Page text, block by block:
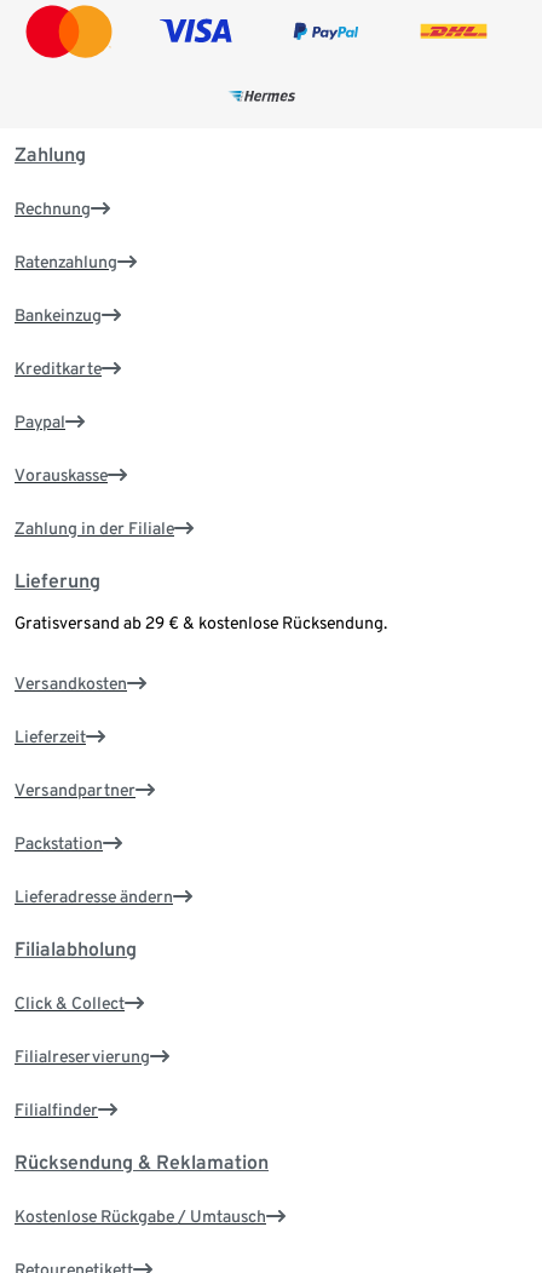
Zahlung
Rechnung
Ratenzahlung
Bankeinzug
Kreditkarte
Paypal
Vorauskasse
Zahlung in der Filiale
Lieferung
Gratisversand ab 29 € & kostenlose Rücksendung.
Versandkosten
Lieferzeit
Versandpartner
Packstation
Lieferadresse ändern
Filialabholung
Click & Collect
Filialreservierung
Filialfinder
Rücksendung & Reklamation
Kostenlose Rückgabe / Umtausch